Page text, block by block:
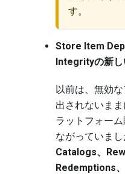
す。
Store Item
Integrityの新し
以前は、無効
出されないま
ラットフォー
ながっていまし
Catalogs、
Redemptions